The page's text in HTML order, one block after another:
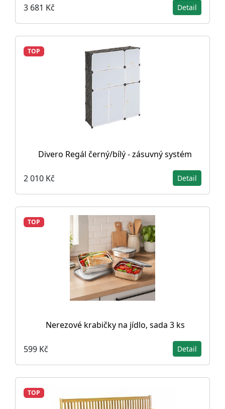
3 681 Kč Detail
TOP
Divero Regál černý/bílý - zásuvný systém
2 010 Kč Detail
TOP
Nerezové krabičky na jídlo, sada 3 ks
599 Kč Detail
TOP